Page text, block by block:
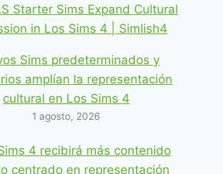
Sims predeterminados y
amplían la representación
cultural en Los Sims 4
1 agosto, 2026